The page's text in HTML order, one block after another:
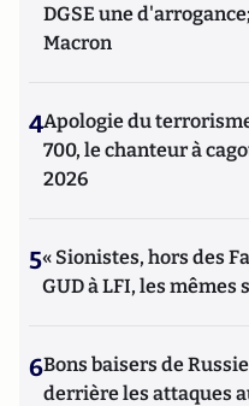
DGSE une
Macron
4Apologie du
700, le chanteur à
2026
5« Sionistes, hors des
GUD à LFI, les mêmes
6Bons baisers de
derrière les attaques